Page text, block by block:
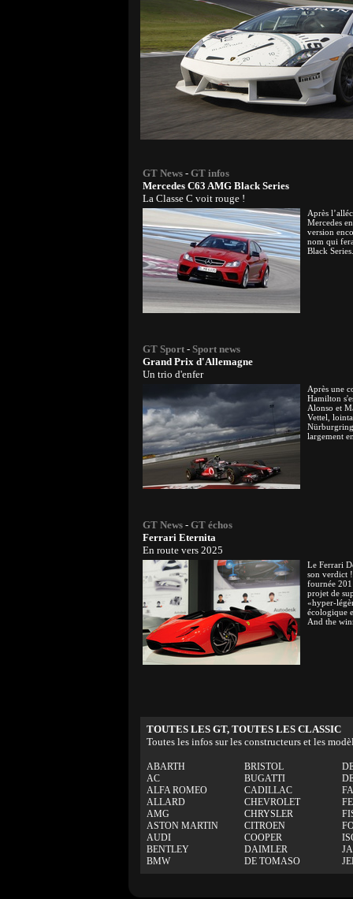
GT News - GT infos
Mercedes C63 AMG Black Series
La Classe C voit rouge !
Après
Mercedes
version
nom qui
Black
GT Sport - Sport news
Grand Prix d'Allemagne
Un trio d'enfer
Après une
Hamilton
Alonso et
Vettel,
largement
GT News - GT échos
Ferrari Eternita
En route vers 2025
Le Ferrari
son verdict
fournée
projet de
«hyper-
écologique
And the
TOUTES LES GT, TOUTES LES CLASSIC
Toutes les infos sur les constructeurs et les
ABARTH
AC
ALFA ROMEO
ALLARD
AMG
ASTON MARTIN
AUDI
BENTLEY
BMW
BRISTOL
BUGATTI
CADILLAC
CHEVROLET
CHRYSLER
CITROEN
COOPER
DAIMLER
DE TOMASO